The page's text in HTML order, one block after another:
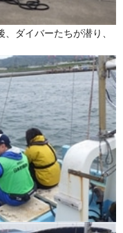
ダイバーたちが潜り、